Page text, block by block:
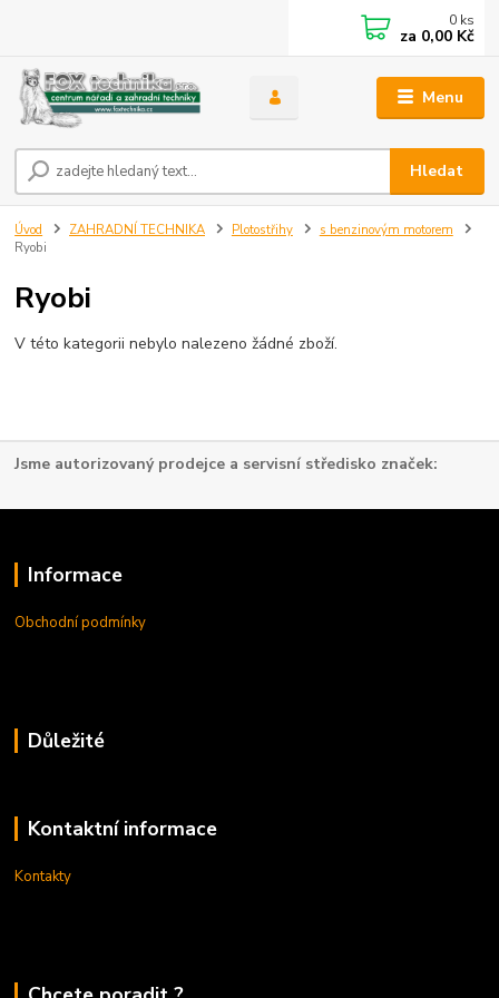
Menu
Hledat
0 ks
za 0,00 Kč
Úvod ZAHRADNÍ TECHNIKA Plotostřihy
s benzinovým motorem
Ryobi
Ryobi
V této kategorii nebylo nalezeno žádné zboží.
Jsme autorizovaný prodejce a servisní středisko značek:
Informace
Obchodní podmínky
Důležité
Kontaktní informace
Kontakty